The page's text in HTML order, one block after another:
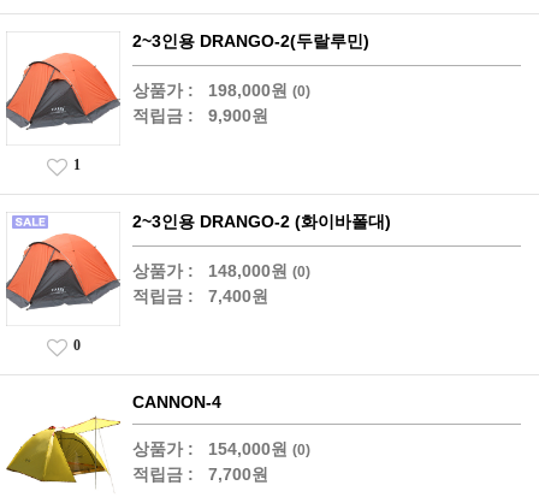
2~3인용 DRANGO-2(두랄루민)
상품가 : 198,000원 (0)
적립금 : 9,900원
1
2~3인용 DRANGO-2 (화이바폴대)
상품가 : 148,000원 (0)
적립금 : 7,400원
0
CANNON-4
상품가 : 154,000원 (0)
적립금 : 7,700원